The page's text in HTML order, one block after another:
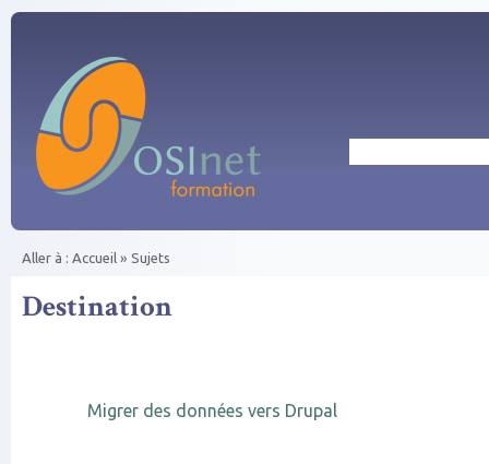
Aller au contenu principal
Aller à : Accueil » Sujets
Destination
Migrer des données vers Drupal